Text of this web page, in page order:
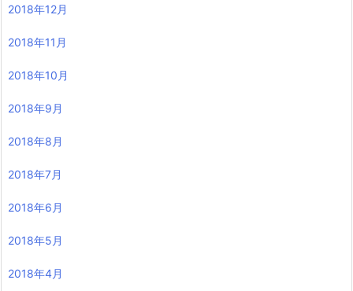
2018年12月
2018年11月
2018年10月
2018年9月
2018年8月
2018年7月
2018年6月
2018年5月
2018年4月